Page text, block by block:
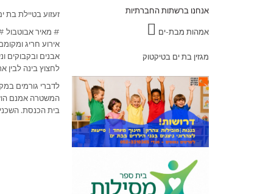
זעזוע בטיילת
# מאיר אבוטבול
אבנים ובקבוקים
לחצוץ בינה לבין
לדברי גורמים
המשטרה אמנם
בית הכנסת.
אנחנו ברשתות החברתיות
אמהות מבת-ים
מגזין בת ים בטיקטוק